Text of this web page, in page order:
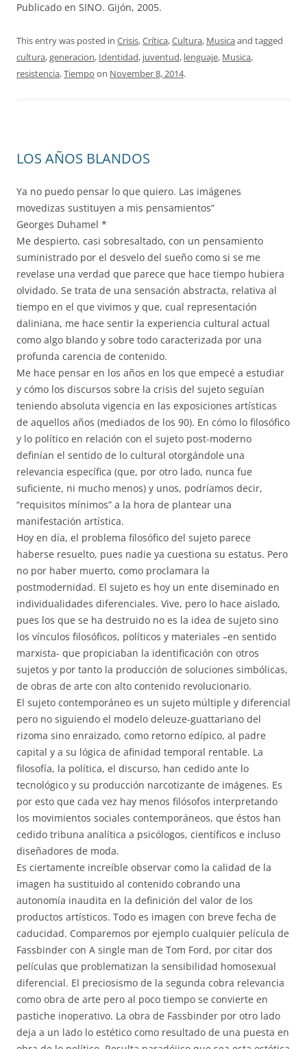
Publicado en SINO. Gijón, 2005.
This entry was posted in Crisis,Crítica,Cultura, Musicaand tagged
cultura,generacion, Identidad, juventud, lenguaje, Musica,
resistencia,Tiempo on November 8, 2014.
LOS AÑOS BLANDOS
Ya no puedo pensar lo que quiero. Las imágenes
movedizas sustituyen a mis pensamientos”
Georges Duhamel *
Me despierto, casi sobresaltado, con un pensamiento
suministrado por el desvelo del sueño como si se me
revelase una verdad que parece que hace tiempo hubiera
olvidado. Se trata de una sensación abstracta, relativa al
tiempo en el que vivimos y que, cual representación
daliniana, me hace sentir la experiencia cultural actual
como algo blando y sobre todo caracterizada por una
profunda carencia de contenido.
Me hace pensar en los años en los que empecé a estudiar
y cómo los discursos sobre la crisis del sujeto seguían
teniendo absoluta vigencia en las exposiciones artísticas
de aquellos años (mediados de los 90). En cómo lo filosófico
y lo político en relación con el sujeto post-moderno
definían el sentido de lo cultural otorgándole una
relevancia específica (que, por otro lado, nunca fue
suficiente, ni mucho menos) y unos, podríamos decir,
“requisitos mínimos” a la hora de plantear una
manifestación artística.
Hoy en día, el problema filosófico del sujeto parece
haberse resuelto, pues nadie ya cuestiona su estatus. Pero
no por haber muerto, como proclamara la
postmodernidad. El sujeto es hoy un ente diseminado en
individualidades diferenciales. Vive, pero lo hace aislado,
pues los que se ha destruido no es la idea de sujeto sino
los vínculos filosóficos, políticos y materiales –en sentido
marxista- que propiciaban la identificación con otros
sujetos y por tanto la producción de soluciones simbólicas,
de obras de arte con alto contenido revolucionario.
El sujeto contemporáneo es un sujeto múltiple y diferencial
pero no siguiendo el modelo deleuze-guattariano del
rizoma sino enraizado, como retorno edípico, al padre
capital y a su lógica de afinidad temporal rentable. La
filosofía, la política, el discurso, han cedido ante lo
tecnológico y su producción narcotizante de imágenes. Es
por esto que cada vez hay menos filósofos interpretando
los movimientos sociales contemporáneos, que éstos han
cedido tribuna analítica a psicólogos, científicos e incluso
diseñadores de moda.
Es ciertamente increíble observar como la calidad de la
imagen ha sustituido al contenido cobrando una
autonomía inaudita en la definición del valor de los
productos artísticos. Todo es imagen con breve fecha de
caducidad. Comparemos por ejemplo cualquier película de
Fassbinder con A single man de Tom Ford, por citar dos
películas que problematizan la sensibilidad homosexual
diferencial. El preciosismo de la segunda cobra relevancia
como obra de arte pero al poco tiempo se convierte en
pastiche inoperativo. La obra de Fassbinder por otro lado
deja a un lado lo estético como resultado de una puesta en